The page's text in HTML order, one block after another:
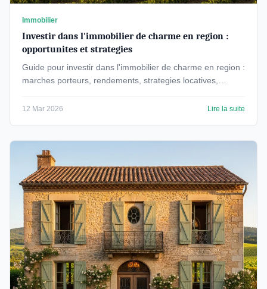
Immobilier
Investir dans l'immobilier de charme en region :
opportunites et strategies
Guide pour investir dans l'immobilier de charme en region :
marches porteurs, rendements, strategies locatives,
12 Mar 2026 Lire la suite